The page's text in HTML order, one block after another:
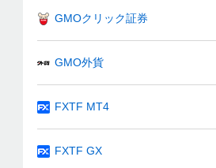
GMOクリック証券
GMO外貨
FXTF MT4
FXTF GX